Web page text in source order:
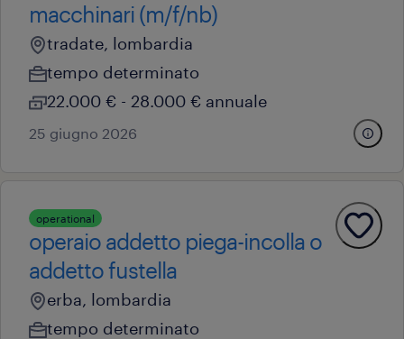
macchinari (m/f/nb)
tradate, lombardia
tempo determinato
22.000 € - 28.000 € annuale
25 giugno 2026
operational
operaio addetto piega-incolla o
addetto fustella
erba, lombardia
tempo determinato